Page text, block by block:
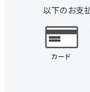
以下のお支